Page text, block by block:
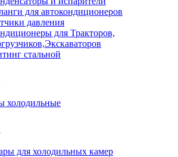
для автокондиционеров
давления
для Тракторов,
стальной
холодильные
для холодильных камер